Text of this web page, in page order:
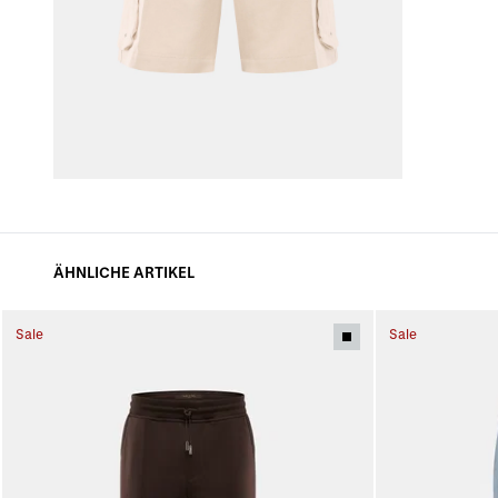
ÄHNLICHE ARTIKEL
Sale Sale